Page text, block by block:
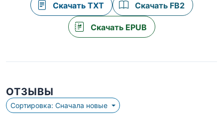
Скачать TXT Скачать FB2
Скачать EPUB
ОТЗЫВЫ
Сортировка: Сначала новые